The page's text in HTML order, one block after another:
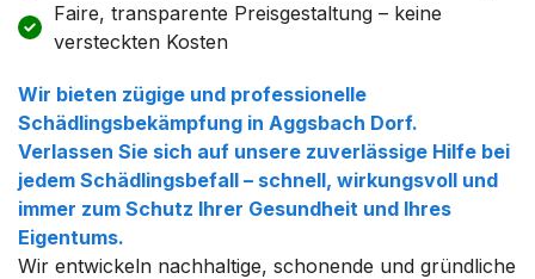
Faire, transparente Preisgestaltung – keine
versteckten Kosten
Wir bieten zügige und professionelle
Schädlingsbekämpfung in Aggsbach Dorf.
Verlassen Sie sich auf unsere zuverlässige Hilfe bei
jedem Schädlingsbefall – schnell, wirkungsvoll und
immer zum Schutz Ihrer Gesundheit und Ihres
Eigentums.
Wir entwickeln nachhaltige, schonende und gründliche